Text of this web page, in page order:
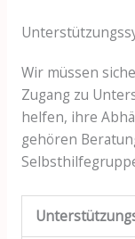
Wir müssen
Zugang zu
helfen, ihre
gehören